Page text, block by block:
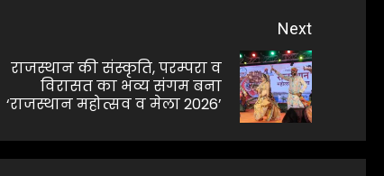
Previous
post:
Next
post:
राजस्थान की संस्कृति, परम्परा व
विरासत का भव्य संगम बना
‘राजस्थान महोत्सव व मेला 2026’